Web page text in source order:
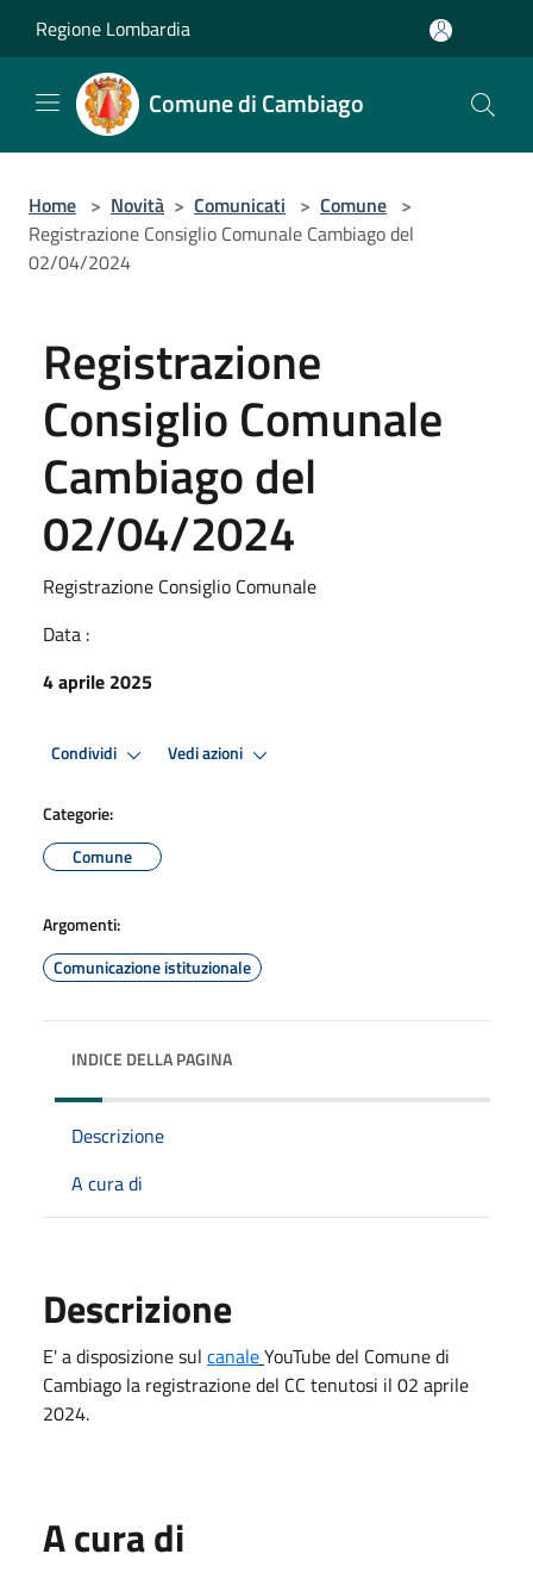
Regione Lombardia
Comune di Cambiago
Home > Novità > Comunicati > Comune >
Registrazione Consiglio Comunale Cambiago del
02/04/2024
Registrazione
Consiglio Comunale
Cambiago del
02/04/2024
Registrazione Consiglio Comunale
Data :
4 aprile 2025
Condividi Vedi azioni
Categorie:
Comune
Argomenti:
Comunicazione istituzionale
INDICE DELLA PAGINA
Descrizione
A cura di
Descrizione
E' a disposizione sul canaleYouTube del Comune di
Cambiago la registrazione del CC tenutosi il 02 aprile
2024.
A cura di